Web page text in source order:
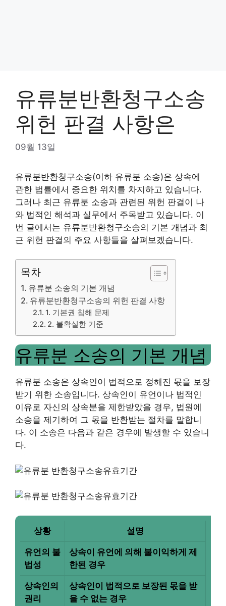
유류분반환청구소송
위헌 판결 사항은
09월 13일
유류분반환청구소송(이하 유류분 소송)은 상속에
관한 법률에서 중요한 위치를 차지하고 있습니다.
그러나 최근 유류분 소송과 관련된 위헌 판결이 나
와 법적인 해석과 실무에서 주목받고 있습니다. 이
번 글에서는 유류분반환청구소송의 기본 개념과 최
근 위헌 판결의 주요 사항들을 살펴보겠습니다.
목차
유류분 소송의 기본 개념
유류분반환청구소송의 위헌 판결 사항
1. 기본권 침해 문제
2. 불확실한 기준
유류분 소송의 기본 개념
유류분 소송은 상속인이 법적으로 정해진 몫을 보장
받기 위한 소송입니다. 상속인이 유언이나 법적인
이유로 자신의 상속분을 제한받았을 경우, 법원에
소송을 제기하여 그 몫을 반환받는 절차를 말합니
다. 이 소송은 다음과 같은 경우에 발생할 수 있습니
다.
상황 설명
유언의 불
법성
상속이 유언에 의해 불이익하게 제
한된 경우
상속인의
권리
상속인이 법적으로 보장된 몫을 받
을 수 없는 경우